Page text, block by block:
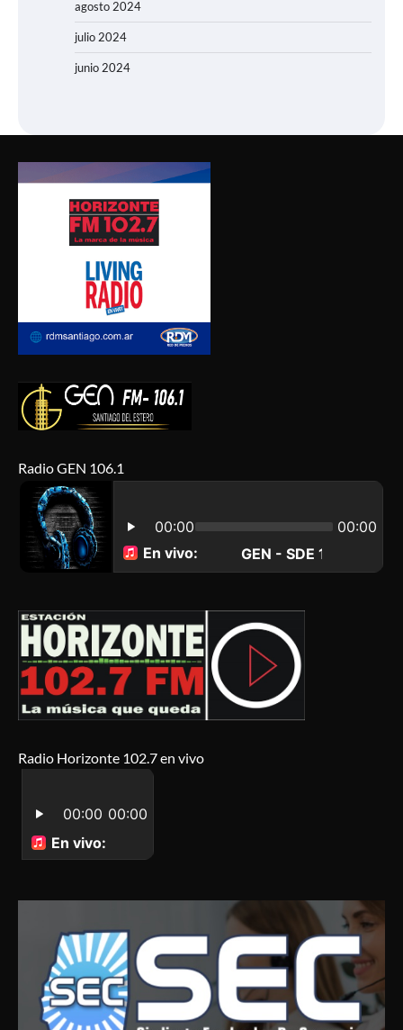
agosto 2024
julio 2024
junio 2024
Radio GEN 106.1
Radio Horizonte 102.7 en vivo